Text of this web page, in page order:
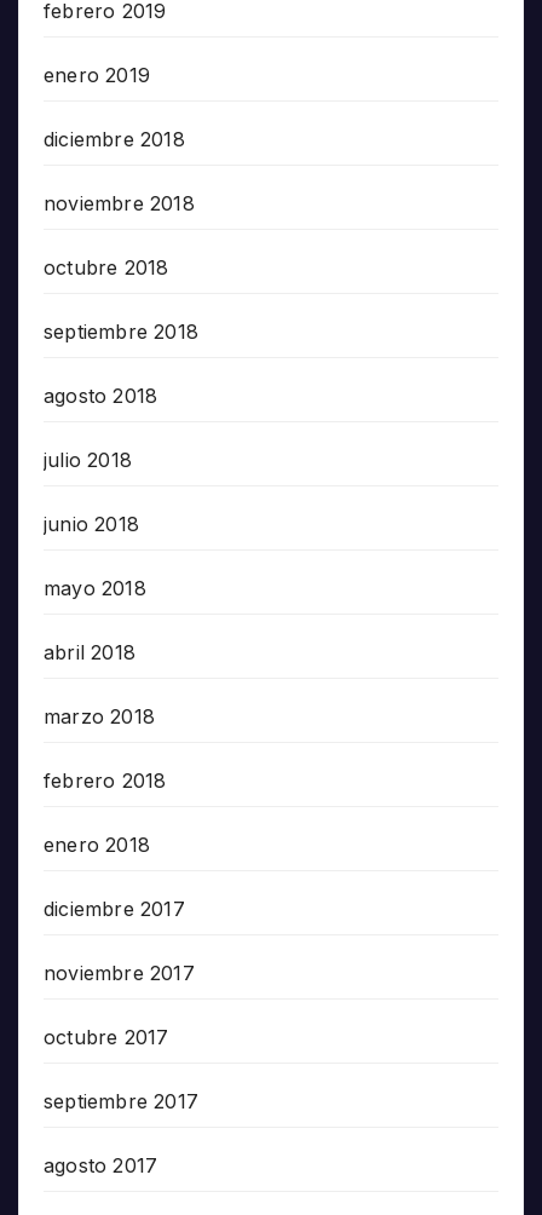
febrero 2019
enero 2019
diciembre 2018
noviembre 2018
octubre 2018
septiembre 2018
agosto 2018
julio 2018
junio 2018
mayo 2018
abril 2018
marzo 2018
febrero 2018
enero 2018
diciembre 2017
noviembre 2017
octubre 2017
septiembre 2017
agosto 2017